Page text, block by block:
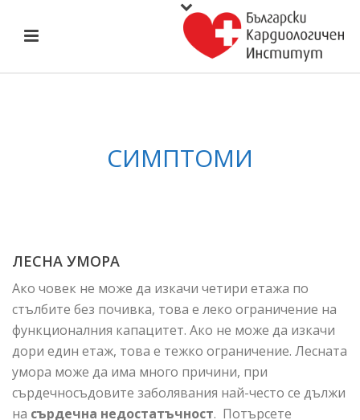
СИМПТОМИ
ЛЕСНА УМОРА
Ако човек не може да изкачи четири етажа по
стълбите без почивка, това е леко ограничение на
функционалния капацитет. Ако не може да изкачи
дори един етаж, това е тежко ограничение. Лесната
умора може да има много причини, при
сърдечносъдовите заболявания най-често се дължи
на сърдечна недостатъчност. Потърсете